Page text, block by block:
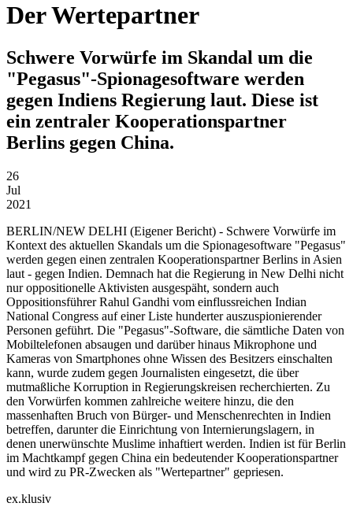
Der Wertepartner
Schwere Vorwürfe im Skandal um die
"Pegasus"-Spionagesoftware werden
gegen Indiens Regierung laut. Diese ist
ein zentraler Kooperationspartner
Berlins gegen China.
26
Jul
2021
BERLIN/NEW DELHI (Eigener Bericht) - Schwere Vorwürfe im
Kontext des aktuellen Skandals um die Spionagesoftware "Pegasus"
werden gegen einen zentralen Kooperationspartner Berlins in Asien
laut - gegen Indien. Demnach hat die Regierung in New Delhi nicht
nur oppositionelle Aktivisten ausgespäht, sondern auch
Oppositionsführer Rahul Gandhi vom einflussreichen Indian
National Congress auf einer Liste hunderter auszuspionierender
Personen geführt. Die "Pegasus"-Software, die sämtliche Daten von
Mobiltelefonen absaugen und darüber hinaus Mikrophone und
Kameras von Smartphones ohne Wissen des Besitzers einschalten
kann, wurde zudem gegen Journalisten eingesetzt, die über
mutmaßliche Korruption in Regierungskreisen recherchierten. Zu
den Vorwürfen kommen zahlreiche weitere hinzu, die den
massenhaften Bruch von Bürger- und Menschenrechten in Indien
betreffen, darunter die Einrichtung von Internierungslagern, in
denen unerwünschte Muslime inhaftiert werden. Indien ist für Berlin
im Machtkampf gegen China ein bedeutender Kooperationspartner
und wird zu PR-Zwecken als "Wertepartner" gepriesen.
ex.klusiv